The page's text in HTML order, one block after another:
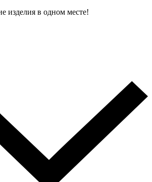
изделия в одном месте!